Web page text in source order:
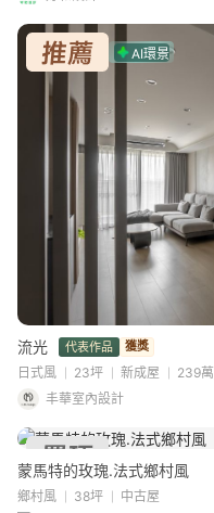
AI環景
流光 代表作品 獲獎
日式風 23坪 新成屋
239萬
丰華室內設計
蒙馬特的玫瑰.法式鄉村風
鄉村風 38坪
中古屋